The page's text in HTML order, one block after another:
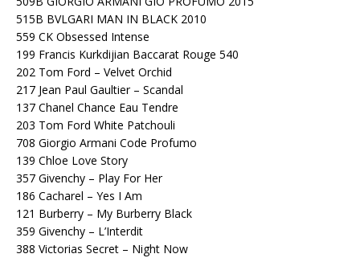
515B BVLGARI MAN IN BLACK 2010
559 CK Obsessed Intense
199 Francis Kurkdijian Baccarat Rouge 540
202 Tom Ford – Velvet Orchid
217 Jean Paul Gaultier – Scandal
137 Chanel Chance Eau Tendre
203 Tom Ford White Patchouli
708 Giorgio Armani Code Profumo
139 Chloe Love Story
357 Givenchy – Play For Her
186 Cacharel – Yes I Am
121 Burberry – My Burberry Black
359 Givenchy – L’Interdit
388 Victorias Secret – Night Now